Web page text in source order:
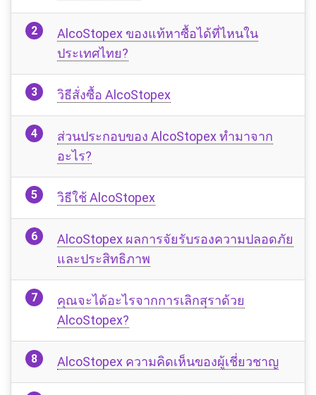
AlcoStopex ของแท้หาซื้อได้ที่ไหนใน
ประเทศไทย?
วิธีสั่งซื้อ AlcoStopex
ส่วนประกอบของ AlcoStopex ทำมาจาก
อะไร?
วิธีใช้ AlcoStopex
AlcoStopex ผลการจัยรับรองความปลอดภัย
และประสิทธิภาพ
คุณจะได้อะไรจากการเลิกสุราด้วย
AlcoStopex?
AlcoStopex ความคิดเห็นของผู้เชี่ยวชาญ